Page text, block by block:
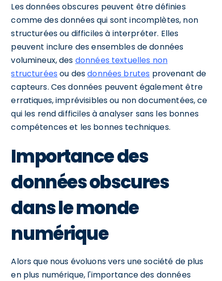
Les données obscures peuvent être définies
comme des données qui sont incomplètes, non
structurées ou difficiles à interpréter. Elles
peuvent inclure des ensembles de données
volumineux, des données textuelles non
structurées ou desdonnées brutes provenant de
capteurs. Ces données peuvent également être
erratiques, imprévisibles ou non documentées, ce
qui les rend difficiles à analyser sans les bonnes
compétences et les bonnes techniques.
Importance des
données obscures
dans le monde
numérique
Alors que nous évoluons vers une société de plus
en plus numérique, l'importance des données